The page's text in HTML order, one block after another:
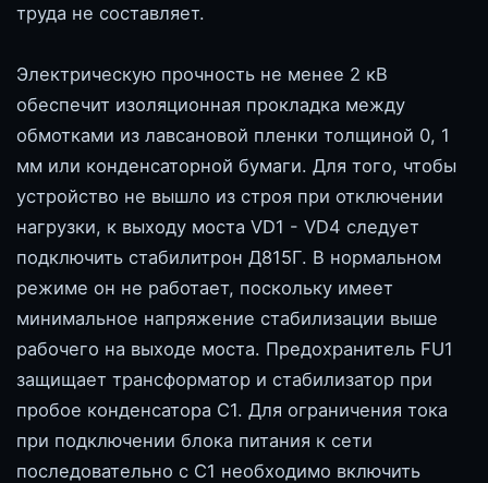
труда не составляет.
Электрическую прочность не менее 2 кВ
обеспечит изоляционная прокладка между
обмотками из лавсановой пленки толщиной 0, 1
мм или конденсаторной бумаги. Для того, чтобы
устройство не вышло из строя при отключении
нагрузки, к выходу моста VD1 - VD4 следует
подключить стабилитрон Д815Г. В нормальном
режиме он не работает, поскольку имеет
минимальное напряжение стабилизации выше
рабочего на выходе моста. Предохранитель FU1
защищает трансформатор и стабилизатор при
пробое конденсатора С1. Для ограничения тока
при подключении блока питания к сети
последовательно с С1 необходимо включить